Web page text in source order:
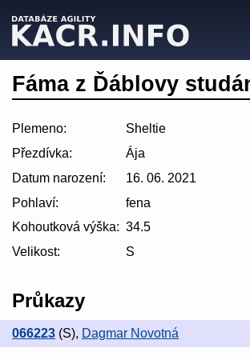
Fáma z Ďáblovy
Plemeno:
Sheltie
Přezdívka:
Ája
Datum narození:
16. 06. 2021
Pohlaví:
fena
Kohoutková výška: 34.5
Velikost:
S
Průkazy
066223 (S), Dagmar Novotná